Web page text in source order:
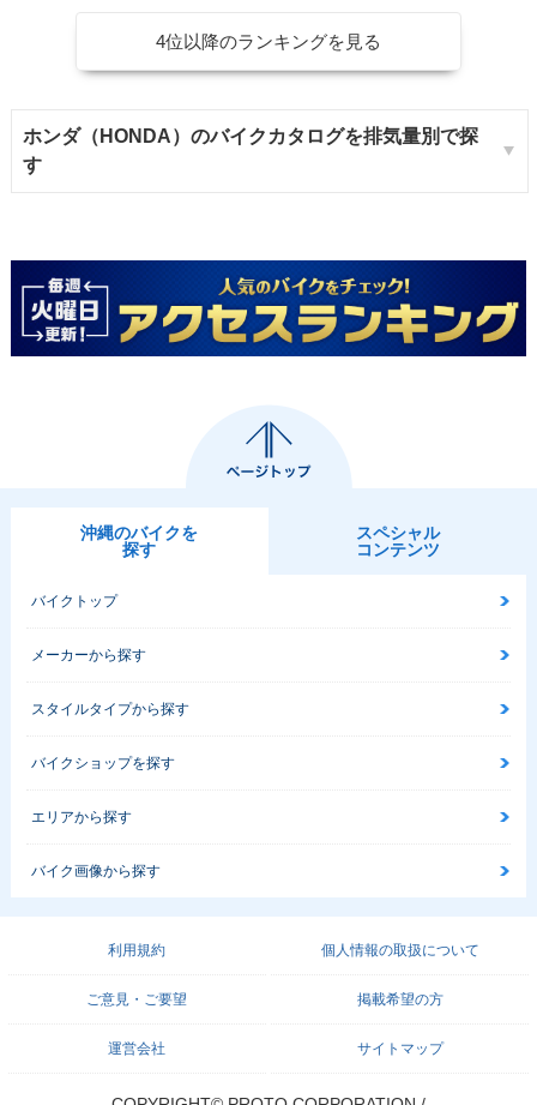
4位以降のランキングを見る
ホンダ（HONDA）のバイクカタログを排気量別で探
す
沖縄のバイクを
探す
スペシャル
コンテンツ
バイクトップ
メーカーから探す
スタイルタイプから探す
バイクショップを探す
エリアから探す
バイク画像から探す
利用規約 個人情報の取扱について
ご意見・ご要望 掲載希望の方
運営会社 サイトマップ